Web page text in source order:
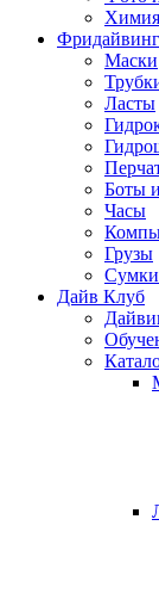
Фридайвинг
Маски
Ласты
Боты
Часы
Грузы
Дайв Клуб